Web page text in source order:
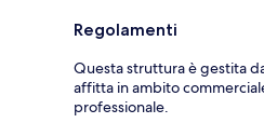
Regolamenti
Questa struttura è gestita
affitta in ambito
professionale.